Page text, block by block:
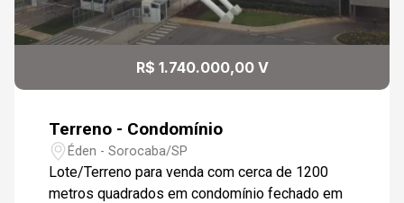
R$ 1.740.000,00 V
Terreno - Condomínio
Éden - Sorocaba/SP
Lote/Terreno para venda com cerca de 1200
metros quadrados em condomínio fechado em